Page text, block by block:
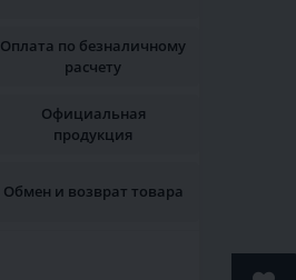
Оплата по безналичному
расчету
Официальная
продукция
Обмен и возврат товара